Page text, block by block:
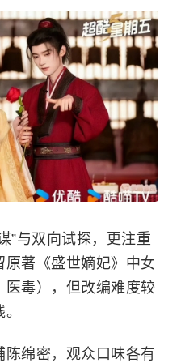
”与双向试探，更注重
著《盛世嫡妃》中女
医毒），但改编难度较
绵密，观众口味各有